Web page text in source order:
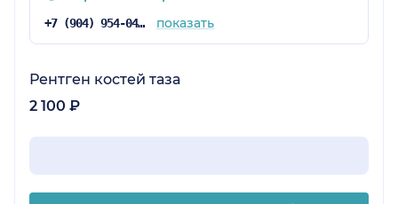
+7 (904) 954-04-36 показать
Рентген костей таза
2 100 ₽